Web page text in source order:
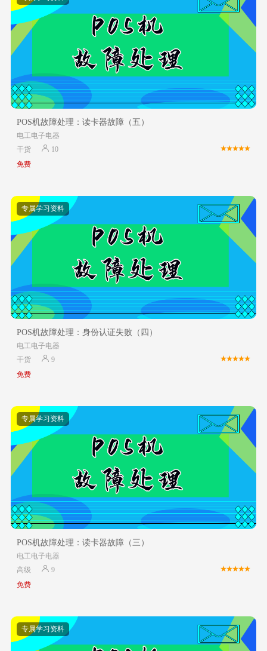
POS机故障处理：读卡器故障（五）
电工电子电器
干货
10
免费
专属学习资料
POS机故障处理：身份认证失败（四）
电工电子电器
干货
9
免费
专属学习资料
POS机故障处理：读卡器故障（三）
电工电子电器
高级
9
免费
专属学习资料